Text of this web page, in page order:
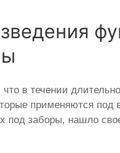
в течении
применяются
заборы, нашло